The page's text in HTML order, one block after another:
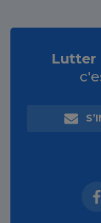
Lutter